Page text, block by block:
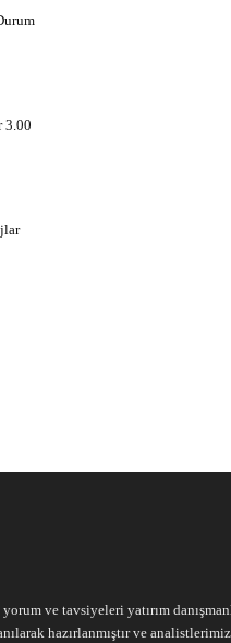
3.00
ve tavsiyeleri yatırım
hazırlanmıştır ve